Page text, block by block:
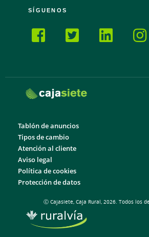
SÍGUENOS
Tablón de anuncios
Tipos de cambio
Atención al cliente
Aviso legal
Política de cookies
Protección de datos
Ⓒ Cajasiete, Caja Rural, 2026. Todos los